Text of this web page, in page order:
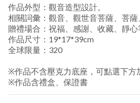
作品外型：觀音造型設計。
相關詞彙：觀音、觀世音菩薩、菩薩
贈禮場合：祝福、感謝、收藏、靜心
作品尺寸：19*17*39cm
全球限量：320
※作品不含壓克力底座，可點選下方
※作品含禮盒、保證書